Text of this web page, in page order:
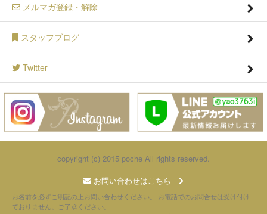
メルマガ登録・解除
スタッフブログ
Twitter
copyright (c) 2015 poche All rights reserved.
お問い合わせはこちら
お名前を必ずご明記の上お問い合わせください。 お電話でのお問合せは受け付け
ておりません。ご了承ください。